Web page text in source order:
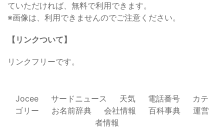
ていただければ、無料で利用できます。
※画像は、利用できませんのでご注意ください。
【リンクついて】
リンクフリーです。
Jocee サードニュース 天気 電話番号
カテ
ゴリー
お名前辞典 会社情報 百科事典
運営
者情報